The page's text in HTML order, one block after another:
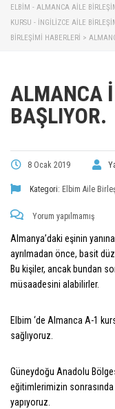
ELBİM - ALMANCA AILE
KURSU - İNGILIZCE AILE
BIRLEŞIMI HABERLERI >
ALMANCA
BAŞLIYOR.
8 Ocak 2019
Kategori: Elbim Aile
Yorum yapılmamış
Almanya’daki eşinin
ayrılmadan önce, basit
Bu kişiler, ancak bundan
müsaadesini alabilirler.
Elbim ‘de Almanca A-1
sağlıyoruz.
Güneydoğu Anadolu
eğitimlerimizin sonrasında
yapıyoruz.